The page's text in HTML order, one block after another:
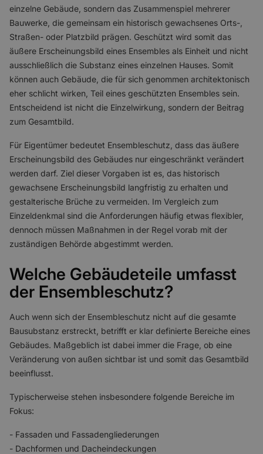
einzelne Gebäude, sondern das Zusammenspiel mehrerer
Bauwerke, die gemeinsam ein historisch gewachsenes Orts-,
Straßen- oder Platzbild prägen. Geschützt wird somit das
äußere Erscheinungsbild eines Ensembles als Einheit und nicht
ausschließlich die Substanz eines einzelnen Hauses. Somit
können auch Gebäude, die für sich genommen architektonisch
eher schlicht wirken, Teil eines geschützten Ensembles sein.
Entscheidend ist nicht die Einzelwirkung, sondern der Beitrag
zum Gesamtbild.
Für Eigentümer bedeutet Ensembleschutz, dass das äußere
Erscheinungsbild des Gebäudes nur eingeschränkt verändert
werden darf. Ziel dieser Vorgaben ist es, das historisch
gewachsene Erscheinungsbild langfristig zu erhalten und
gestalterische Brüche zu vermeiden. Im Vergleich zum
Einzeldenkmal sind die Anforderungen häufig etwas flexibler,
dennoch müssen Maßnahmen in der Regel vorab mit der
zuständigen Behörde abgestimmt werden.
Welche Gebäudeteile umfasst
der Ensembleschutz?
Auch wenn sich der Ensembleschutz nicht auf die gesamte
Bausubstanz erstreckt, betrifft er klar definierte Bereiche eines
Gebäudes. Maßgeblich ist dabei immer die Frage, ob eine
Veränderung von außen sichtbar ist und somit das Gesamtbild
beeinflusst.
Typischerweise stehen insbesondere folgende Bereiche im
Fokus:
- Fassaden und Fassadengliederungen
- Dachformen und Dacheindeckungen